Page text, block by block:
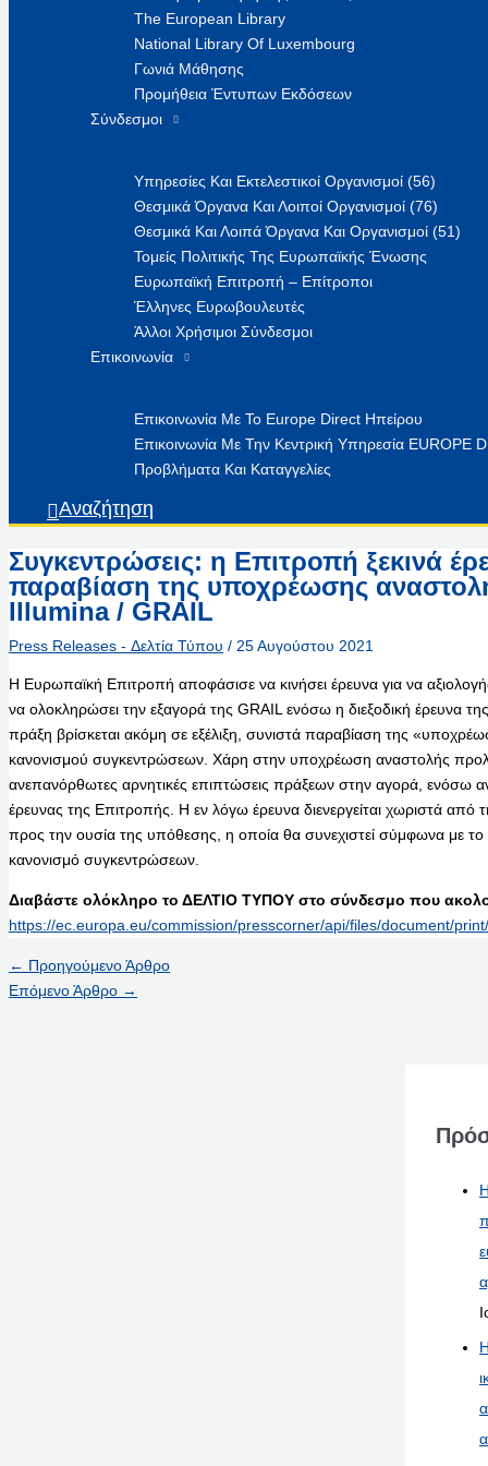
The European Library
National Library Of Luxembourg
Γωνιά Μάθησης
Προμήθεια Έντυπων Εκδόσεων
Σύνδεσμοι
Υπηρεσίες Και Εκτελεστικοί Οργανισμοί (56)
Θεσμικά Όργανα Και Λοιποί Οργανισμοί (76)
Θεσμικά Και Λοιπά Όργανα Και Οργανισμοί (51)
Τομείς Πολιτικής Της Ευρωπαϊκής Ένωσης
Ευρωπαϊκή Επιτροπή – Επίτροποι
Έλληνες Ευρωβουλευτές
Άλλοι Χρήσιμοι Σύνδεσμοι
Επικοινωνία
Επικοινωνία Με Το Europe Direct Ηπείρου
Επικοινωνία Με Την Κεντρική Υπηρεσία EUROPE
Προβλήματα Και Καταγγελίες
Αναζήτηση
Συγκεντρώσεις: η Επιτροπή ξεκινά
παραβίαση της υποχρέωσης
Illumina / GRAIL
Press Releases - Δελτία Τύπου / 25 Αυγούστου 2021
Η Ευρωπαϊκή Επιτροπή αποφάσισε να κινήσει έρευνα για να
να ολοκληρώσει την εξαγορά της GRAIL ενόσω η διεξοδική έρευνα
πράξη βρίσκεται ακόμη σε εξέλιξη, συνιστά παραβίαση της
κανονισμού συγκεντρώσεων. Χάρη στην υποχρέωση αναστολής
ανεπανόρθωτες αρνητικές επιπτώσεις πράξεων στην αγορά, ενόσω
έρευνας της Επιτροπής. Η εν λόγω έρευνα διενεργείται χωριστά από
προς την ουσία της υπόθεσης, η οποία θα συνεχιστεί σύμφωνα με
κανονισμό συγκεντρώσεων.
Διαβάστε ολόκληρο το ΔΕΛΤΙΟ ΤΥΠΟΥ στο σύνδεσμο που
https://ec.europa.eu/commission/presscorner/api/files/document/
← Προηγούμενο Άρθρο
Επόμενο Άρθρο →